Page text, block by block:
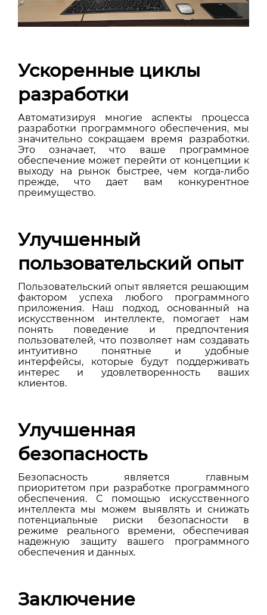
Ускоренные циклы
разработки
Автоматизируя многие аспекты процесса
разработки программного обеспечения, мы
значительно сокращаем время разработки.
Это означает, что ваше программное
обеспечение может перейти от концепции к
выходу на рынок быстрее, чем когда-либо
прежде, что дает вам конкурентное
преимущество.
Улучшенный
пользовательский опыт
Пользовательский опыт является решающим
фактором успеха любого программного
приложения. Наш подход, основанный на
искусственном интеллекте, помогает нам
понять поведение и предпочтения
пользователей, что позволяет нам создавать
интуитивно понятные и удобные
интерфейсы, которые будут поддерживать
интерес и удовлетворенность ваших
клиентов.
Улучшенная
безопасность
Безопасность является главным
приоритетом при разработке программного
обеспечения. С помощью искусственного
интеллекта мы можем выявлять и снижать
потенциальные риски безопасности в
режиме реального времени, обеспечивая
надежную защиту вашего программного
обеспечения и данных.
Заключение